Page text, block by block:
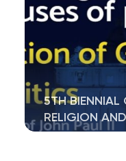
5TH BIENNIAL
RELIGION